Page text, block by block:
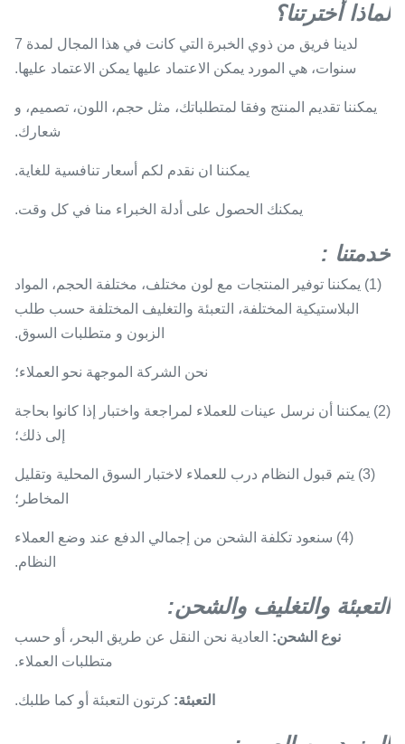
لماذا أخترتنا؟
لدينا فريق من ذوي الخبرة التي كانت في هذا المجال لمدة 7
سنوات، هي المورد يمكن الاعتماد عليها يمكن الاعتماد عليها.
يمكننا تقديم المنتج وفقا لمتطلباتك، مثل حجم، اللون، تصميم، و
شعارك.
يمكننا ان نقدم لكم أسعار تنافسية للغاية.
يمكنك الحصول على أدلة الخبراء منا في كل وقت.
خدمتنا :
(1) يمكننا توفير المنتجات مع لون مختلف، مختلفة الحجم، المواد
البلاستيكية المختلفة، التعبئة والتغليف المختلفة حسب طلب
الزبون و متطلبات السوق.
نحن الشركة الموجهة نحو العملاء؛
(2) يمكننا أن نرسل عينات للعملاء لمراجعة واختبار إذا كانوا بحاجة
إلى ذلك؛
(3) يتم قبول النظام درب للعملاء لاختبار السوق المحلية وتقليل
المخاطر؛
(4) سنعود تكلفة الشحن من إجمالي الدفع عند وضع العملاء
النظام.
التعبئة والتغليف والشحن:
نوع الشحن: العادية نحن النقل عن طريق البحر، أو حسب
متطلبات العملاء.
التعبئة: كرتون التعبئة أو كما طلبك.